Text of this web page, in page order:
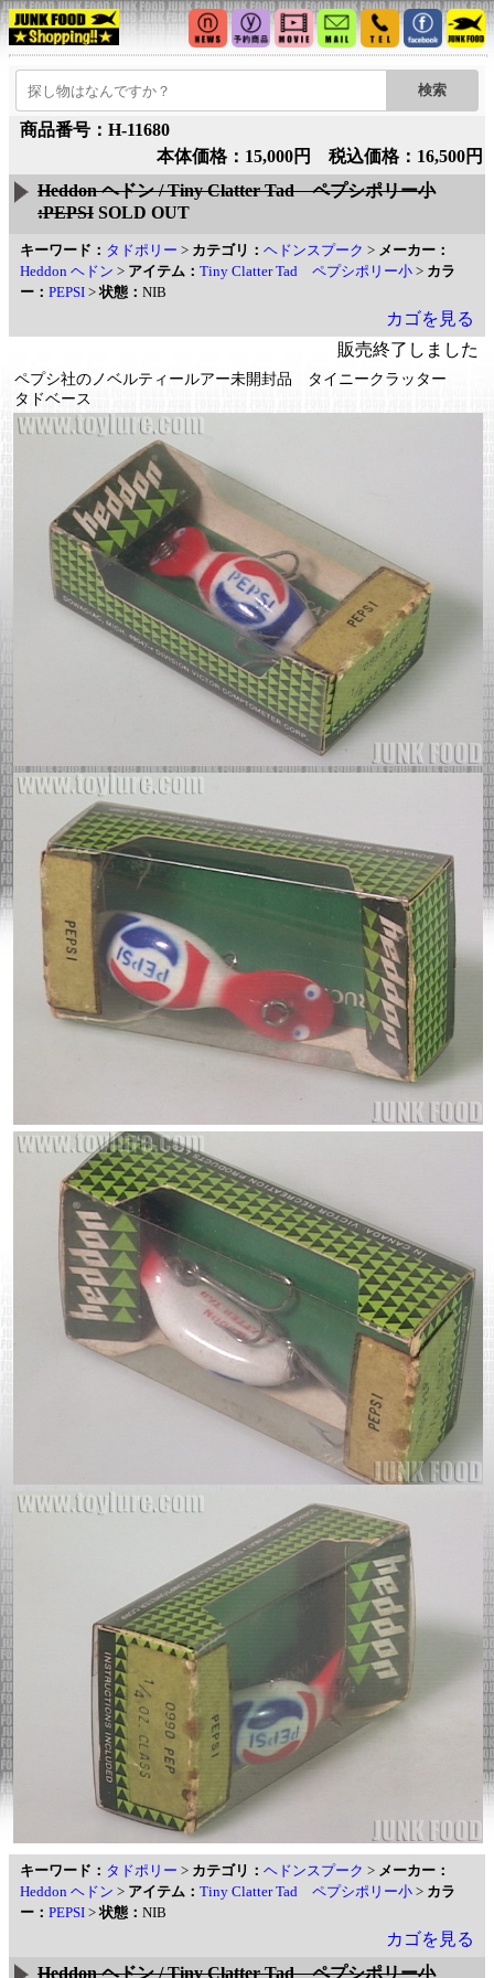
商品番号：H-11680
本体価格：15,000円 税込価格：16,500円
Heddon ヘドン / Tiny Clatter Tad ペプシポリー小
:PEPSI SOLD OUT
キーワード： タドポリー > カテゴリ： ヘドンスプーク > メーカー：
Heddon ヘドン > アイテム： Tiny Clatter Tad ペプシポリー小 > カラ
ー： PEPSI >状態： NIB
カゴを見る
販売終了しました
ペプシ社のノベルティールアー未開封品 タイニークラッター
タドベース
キーワード： タドポリー > カテゴリ： ヘドンスプーク > メーカー：
Heddon ヘドン > アイテム： Tiny Clatter Tad ペプシポリー小 > カラ
ー： PEPSI >状態： NIB
カゴを見る
Heddon ヘドン / Tiny Clatter Tad ペプシポリー小